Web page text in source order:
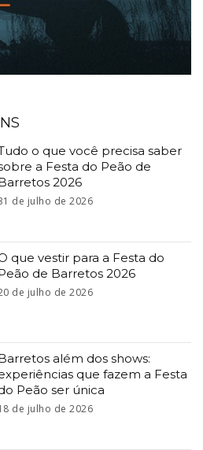
o que você precisa saber
a Festa do Peão de
2026
de julho de 2026
que vestir para a Festa do
de Barretos 2026
de julho de 2026
além dos shows:
que fazem a Festa
Peão ser única
de julho de 2026